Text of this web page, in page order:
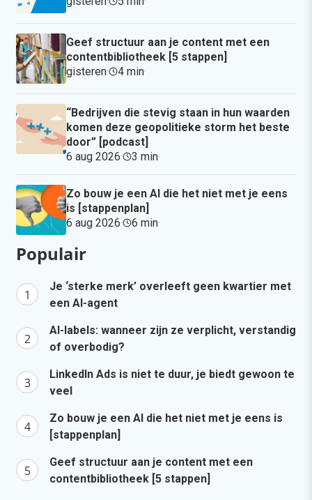
Geef structuur aan je content met een
contentbibliotheek [5 stappen]
gisteren· 4 min·
“Bedrijven die stevig staan in hun waarden
komen deze geopolitieke storm het beste
door” [podcast]
6 aug 2026· 3 min·
Zo bouw je een AI die het niet met je eens
is [stappenplan]
6 aug 2026· 6 min·
Populair
Je ‘sterke merk’ overleeft geen kwartier met
een AI-agent
AI-labels: wanneer zijn ze verplicht, verstandig
of overbodig?
LinkedIn Ads is niet te duur, je biedt gewoon te
veel
Zo bouw je een AI die het niet met je eens is
[stappenplan]
Geef structuur aan je content met een
contentbibliotheek [5 stappen]